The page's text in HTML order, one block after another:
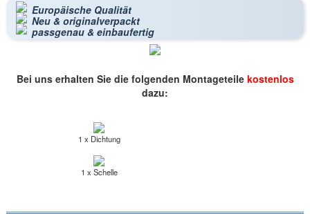
Europäische Qualität
Neu & originalverpackt
passgenau & einbaufertig
Bei uns erhalten Sie die folgenden Montageteile kostenlos
dazu:
1 x Dichtung
1 x Schelle